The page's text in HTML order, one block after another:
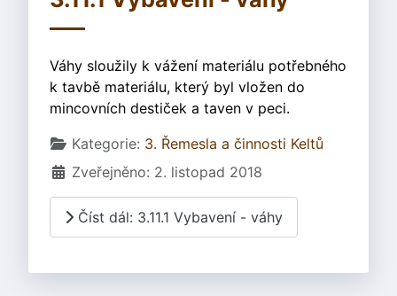
Váhy sloužily k vážení materiálu potřebného
k tavbě materiálu, který byl vložen do
mincovních destiček a taven v peci.
Základní údaje
Kategorie: 3. Řemesla a činnosti Keltů
Zveřejněno: 2. listopad 2018
Číst dál: 3.11.1 Vybavení - váhy